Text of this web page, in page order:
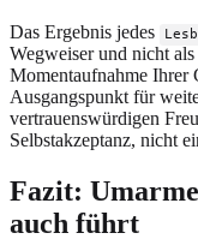
Das Ergebnis jedes
Wegweiser und nicht
Momentaufnahme Ihrer
Ausgangspunkt für
vertrauenswürdigen
Selbstakzeptanz, nicht
Fazit:
auch führt